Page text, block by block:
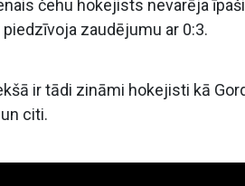
čehu hokejists nevarēja
zaudējumu ar 0:3.
ir tādi zināmi hokejisti kā
citi.